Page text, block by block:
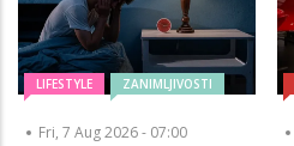
LIFESTYLE ZANIMLJIVOSTI
Fri, 7 Aug 2026 - 07:00